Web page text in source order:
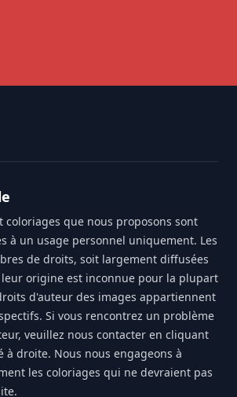
coloriages que nous proposons sont
à un usage personnel uniquement. Les
de droits, soit largement diffusées
origine est inconnue pour la plupart
d'auteur des images appartiennent
Si vous rencontrez un problème
veuillez nous contacter en cliquant
à droite. Nous nous engageons à
les coloriages qui ne devraient pas